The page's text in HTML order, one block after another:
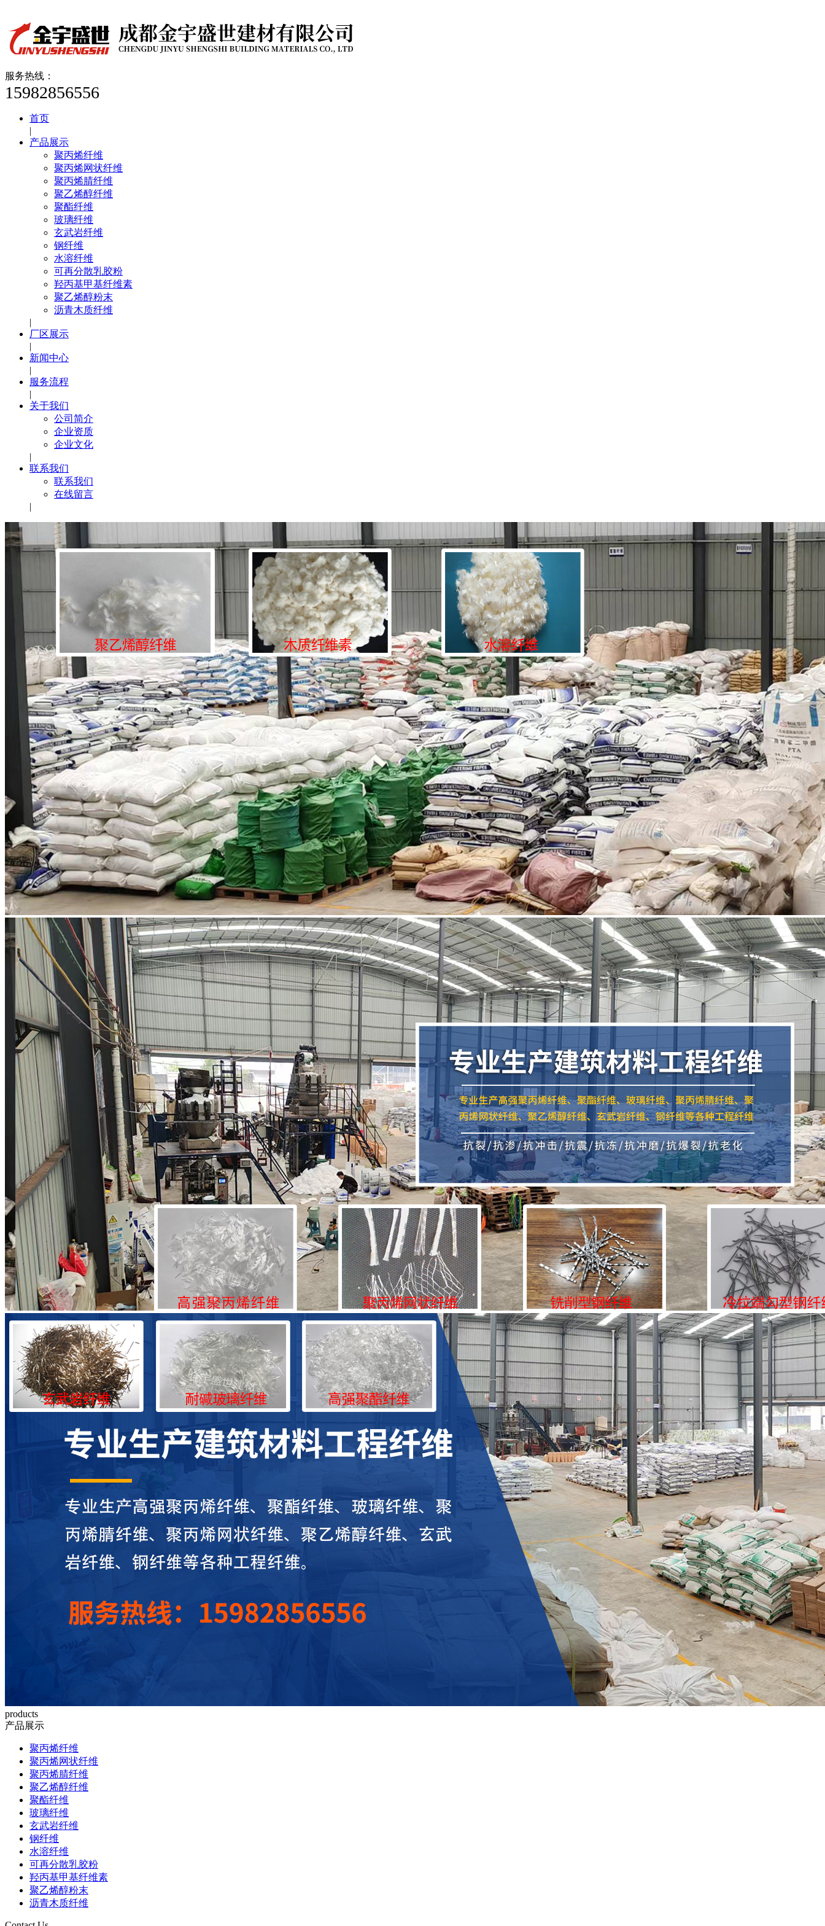
服务热线：
15982856556
首页
|
产品展示
聚丙烯纤维
聚丙烯网状纤维
聚丙烯腈纤维
聚乙烯醇纤维
聚酯纤维
玻璃纤维
玄武岩纤维
钢纤维
水溶纤维
可再分散乳胶粉
羟丙基甲基纤维素
聚乙烯醇粉末
沥青木质纤维
|
厂区展示
|
新闻中心
|
服务流程
|
关于我们
公司简介
企业资质
企业文化
|
联系我们
联系我们
在线留言
|
products
产品展示
聚丙烯纤维
聚丙烯网状纤维
聚丙烯腈纤维
聚乙烯醇纤维
聚酯纤维
玻璃纤维
玄武岩纤维
钢纤维
水溶纤维
可再分散乳胶粉
羟丙基甲基纤维素
聚乙烯醇粉末
沥青木质纤维